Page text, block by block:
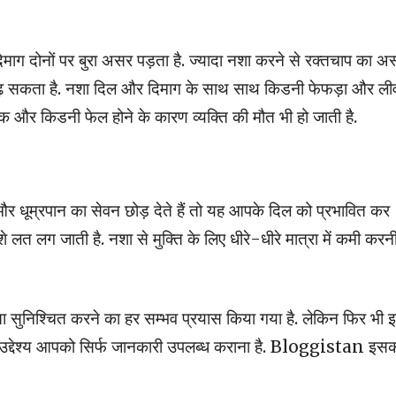
दोनों पर बुरा असर पड़ता है. ज्यादा नशा करने से रक्तचाप का
है. नशा दिल और दिमाग के साथ साथ किडनी फेफड़ा और
किडनी फेल होने के कारण व्यक्ति की मौत भी हो जाती है.
का सेवन छोड़ देते हैं तो यह आपके दिल को प्रभावित कर
लग जाती है. नशा से मुक्ति के लिए धीरे-धीरे मात्रा में कमी
करने का हर सम्भव प्रयास किया गया है. लेकिन फिर भी
आपको सिर्फ जानकारी उपलब्ध कराना है. Bloggistan